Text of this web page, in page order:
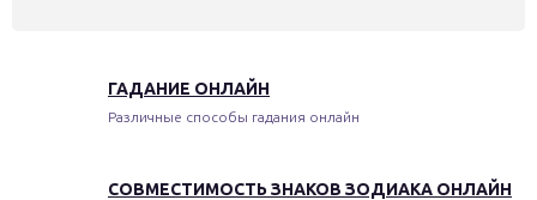
ГАДАНИЕ ОНЛАЙН
Различные способы гадания онлайн
СОВМЕСТИМОСТЬ ЗНАКОВ ЗОДИАКА ОНЛАЙН